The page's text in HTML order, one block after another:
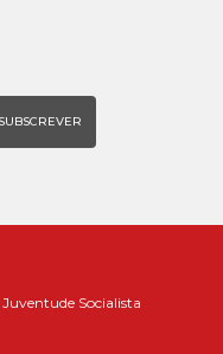
Juventude Socialista